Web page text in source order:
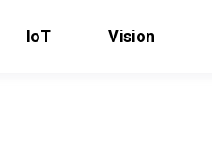
IoT Vision